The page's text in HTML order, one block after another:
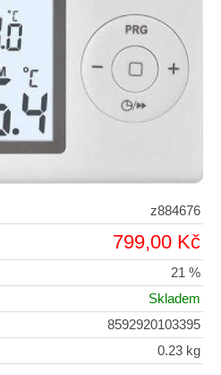
z884676
799,00 Kč
21 %
Skladem
8592920103395
0.23 kg